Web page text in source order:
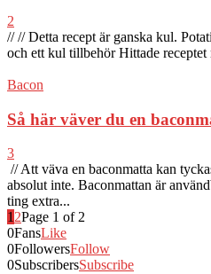
2
// // Detta recept är ganska kul.
och ett kul tillbehör Hittade
Bacon
Så här väver du en
3
// Att väva en baconmatta kan
absolut inte. Baconmattan är
ting extra...
1 2Page 1 of 2
0FansLike
0FollowersFollow
0SubscribersSubscribe